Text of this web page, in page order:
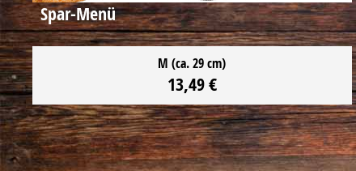
Spar-Menü
M(ca. 29 cm)
13,49 €